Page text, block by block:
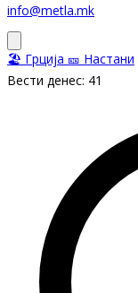
info@metla.mk
🏖️ Грција 🎫 Настани
Вести денес: 41